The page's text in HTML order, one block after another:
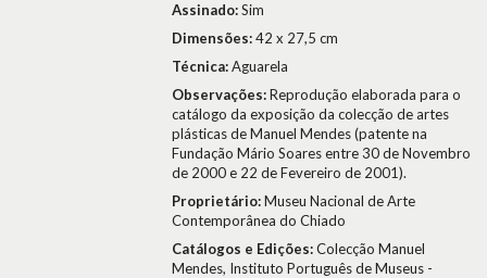
Assinado:Sim
Dimensões:42 x 27,5 cm
Técnica:Aguarela
Observações:Reprodução elaborada para o
catálogo da exposição da colecção de artes
plásticas de Manuel Mendes (patente na
Fundação Mário Soares entre 30 de Novembro
de 2000 e 22 de Fevereiro de 2001).
Proprietário:Museu Nacional de Arte
Contemporânea do Chiado
Catálogos e Edições:Colecção Manuel
Mendes, Instituto Português de Museus -